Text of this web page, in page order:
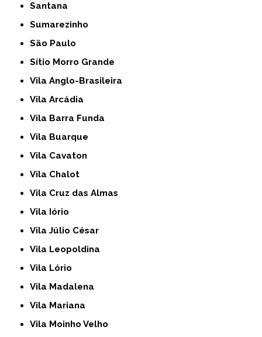
Santana
Sumarezinho
São Paulo
Sítio Morro Grande
Vila Anglo-Brasileira
Vila Arcádia
Vila Barra Funda
Vila Buarque
Vila Cavaton
Vila Chalot
Vila Cruz das Almas
Vila Iório
Vila Júlio César
Vila Leopoldina
Vila Lório
Vila Madalena
Vila Mariana
Vila Moinho Velho